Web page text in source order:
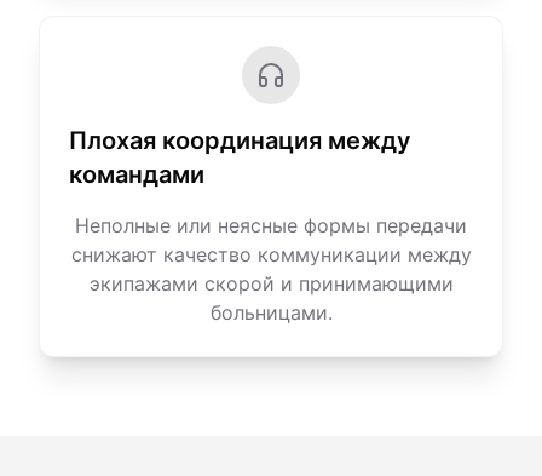
Плохая координация между
командами
Неполные или неясные формы передачи
снижают качество коммуникации между
экипажами скорой и принимающими
больницами.